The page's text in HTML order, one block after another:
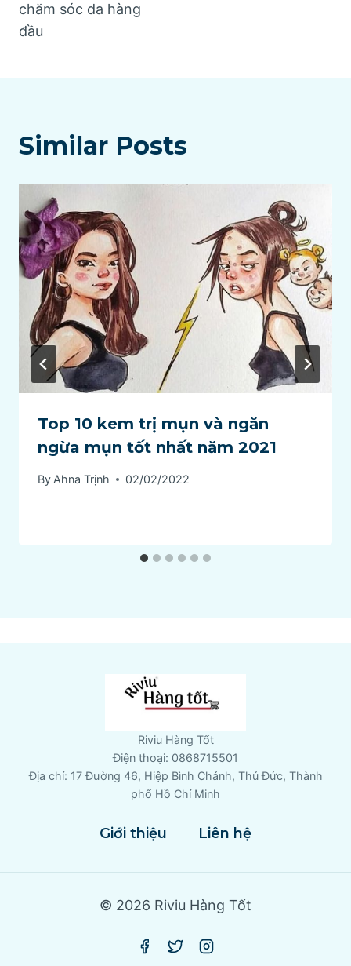
chăm sóc da hàng
đầu
Similar Posts
Top 10 kem trị mụn và ngăn
ngừa mụn tốt nhất năm 2021
By Ahna Trịnh 02/02/2022
Riviu Hàng Tốt
Điện thoại: 0868715501
Địa chỉ: 17 Đường 46, Hiệp Bình Chánh, Thủ Đức, Thành
phố Hồ Chí Minh
Giới thiệu Liên hệ
© 2026 Riviu Hàng Tốt